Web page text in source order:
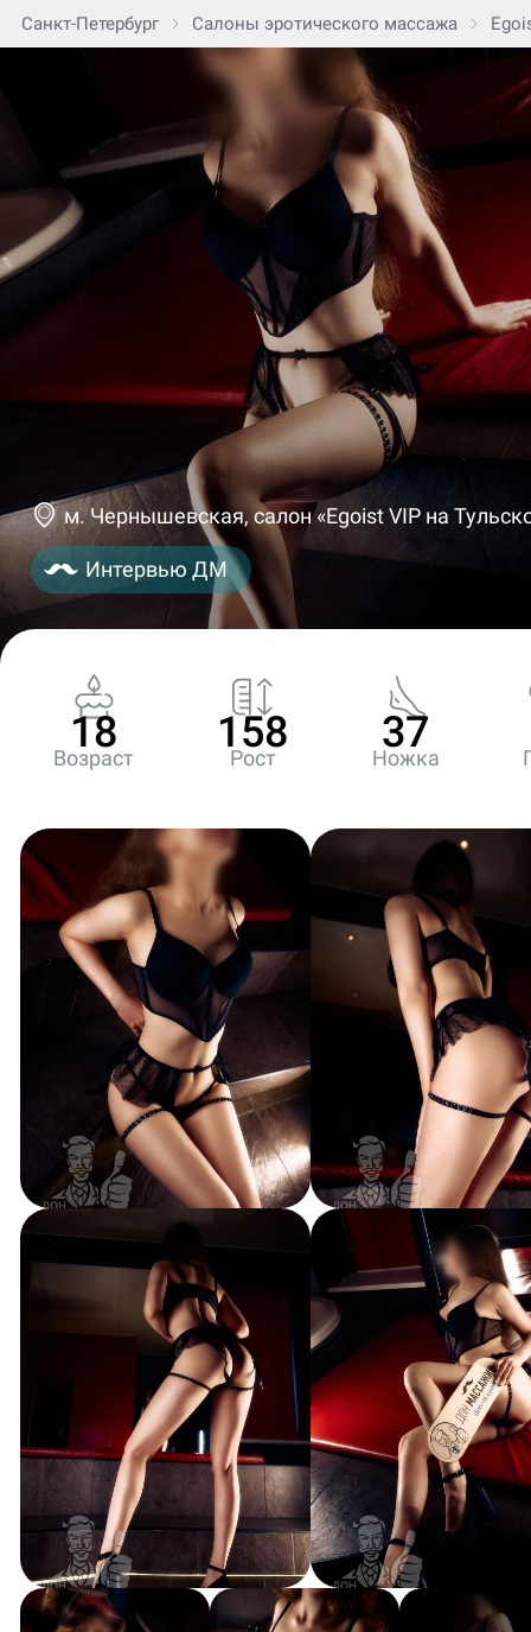
Санкт-Петербург Салоны эротического массажа
м. Чернышевская, салон «Egoist VIP на
Интервью ДМ
18
Возраст
158
Рост
37
Ножка